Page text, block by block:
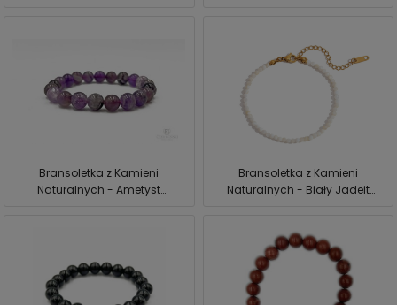
Bransoletka z Kamieni
Naturalnych - Ametyst
Bransoletka z Kamieni
Naturalnych - Biały Jadeit